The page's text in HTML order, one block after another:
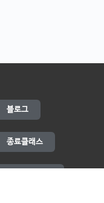
블로그
종료클래스